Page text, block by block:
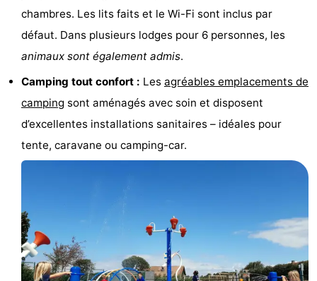
vélo
Équitation
Terrains
golf
Equitation
Boire
manger
Pratiques
Route
chambres. Les lits faits et le Wi-Fi sont inclus par
défaut. Dans plusieurs lodges pour 6 personnes, les
animaux sont également admis.
Camping tout confort : Les agréables emplacements de
camping sont aménagés avec soin et disposent
d’excellentes installations sanitaires – idéales pour
tente, caravane ou camping-car.